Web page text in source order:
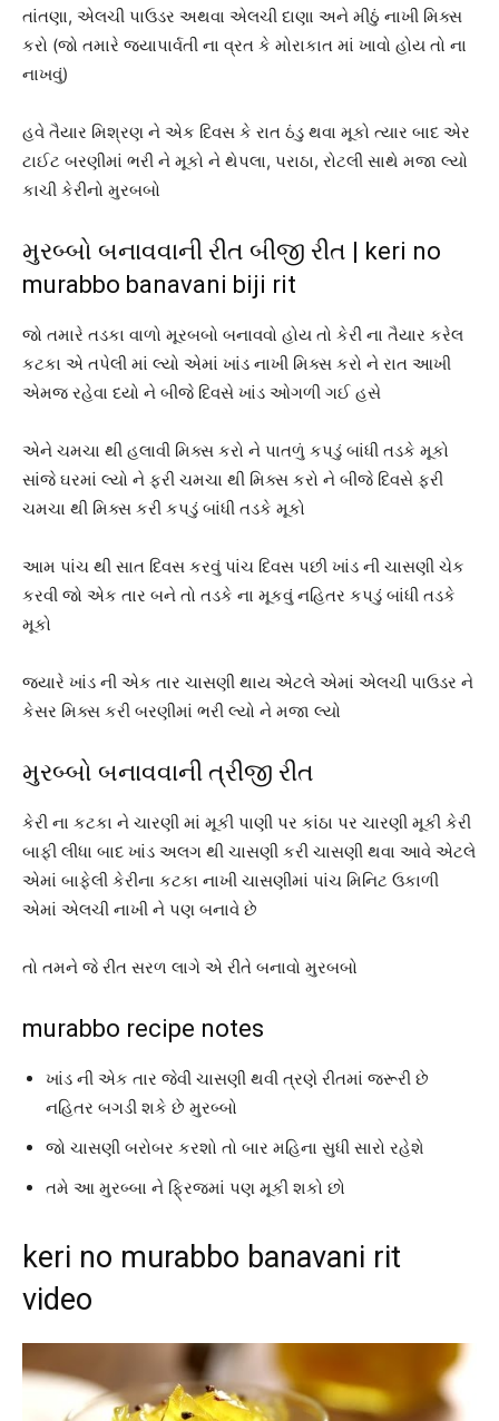
તાંતણા, એલચી પાઉડર અથવા એલચી દાણા અને મીઠું નાખી મિક્સ
કરો (જો તમારે જયાપાર્વતી ના વ્રત કે મોરાકાત માં ખાવો હોય તો ના
નાખવું)
હવે તૈયાર મિશ્રણ ને એક દિવસ કે રાત ઠંડુ થવા મૂકો ત્યાર બાદ એર
ટાઈટ બરણીમાં ભરી ને મૂકો ને થેપલા, પરાઠા, રોટલી સાથે મજા લ્યો
કાચી કેરીનો મુરબબો
મુરબ્બો બનાવવાની રીત બીજી રીત | keri no
murabbo banavani biji rit
જો તમારે તડકા વાળો મૂરબબો બનાવવો હોય તો કેરી ના તૈયાર કરેલ
કટકા એ તપેલી માં લ્યો એમાં ખાંડ નાખી મિક્સ કરો ને રાત આખી
એમજ રહેવા દયો ને બીજે દિવસે ખાંડ ઓગળી ગઈ હસે
એને ચમચા થી હલાવી મિક્સ કરો ને પાતળું કપડું બાંધી તડકે મૂકો
સાંજે ઘરમાં લ્યો ને ફરી ચમચા થી મિક્સ કરો ને બીજે દિવસે ફરી
ચમચા થી મિક્સ કરી કપડું બાંધી તડકે મૂકો
આમ પાંચ થી સાત દિવસ કરવું પાંચ દિવસ પછી ખાંડ ની ચાસણી ચેક
કરવી જો એક તાર બને તો તડકે ના મૂકવું નહિતર કપડું બાંધી તડકે
મૂકો
જ્યારે ખાંડ ની એક તાર ચાસણી થાય એટલે એમાં એલચી પાઉડર ને
કેસર મિક્સ કરી બરણીમાં ભરી લ્યો ને મજા લ્યો
મુરબ્બો બનાવવાની ત્રીજી રીત
કેરી ના કટકા ને ચારણી માં મૂકી પાણી પર કાંઠા પર ચારણી મૂકી કેરી
બાફી લીધા બાદ ખાંડ અલગ થી ચાસણી કરી ચાસણી થવા આવે એટલે
એમાં બાફેલી કેરીના કટકા નાખી ચાસણીમાં પાંચ મિનિટ ઉકાળી
એમાં એલચી નાખી ને પણ બનાવે છે
તો તમને જે રીત સરળ લાગે એ રીતે બનાવો મુરબબો
murabbo recipe notes
ખાંડ ની એક તાર જેવી ચાસણી થવી ત્રણે રીતમાં જરૂરી છે
નહિતર બગડી શકે છે મુરબ્બો
જો ચાસણી બરોબર કરશો તો બાર મહિના સુધી સારો રહેશે
તમે આ મુરબ્બા ને ફ્રિજમાં પણ મૂકી શકો છો
keri no murabbo banavani rit
video